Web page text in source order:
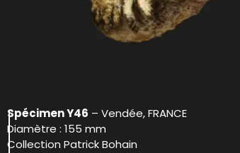
Spécimen Y46 – Vendée, FRANCE
Diamètre : 155 mm
Collection Patrick Bohain